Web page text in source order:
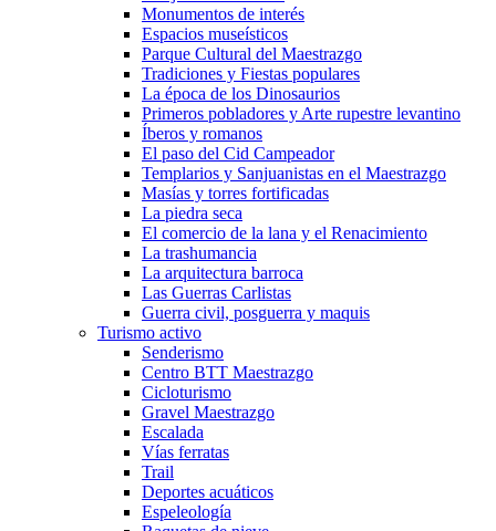
Monumentos de interés
Espacios museísticos
Parque Cultural del Maestrazgo
Tradiciones y Fiestas populares
La época de los Dinosaurios
Primeros pobladores y Arte rupestre levantino
Íberos y romanos
El paso del Cid Campeador
Templarios y Sanjuanistas en el Maestrazgo
Masías y torres fortificadas
La piedra seca
El comercio de la lana y el Renacimiento
La trashumancia
La arquitectura barroca
Las Guerras Carlistas
Guerra civil, posguerra y maquis
Turismo activo
Senderismo
Centro BTT Maestrazgo
Cicloturismo
Gravel Maestrazgo
Escalada
Vías ferratas
Trail
Deportes acuáticos
Espeleología